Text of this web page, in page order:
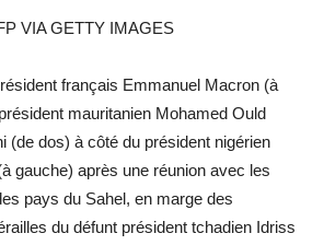
VIA GETTY IMAGES
français Emmanuel Macron (à
mauritanien Mohamed Ould
(de dos) à côté du président nigérien
gauche) après une réunion avec les
pays du Sahel, en marge des
du défunt président tchadien Idriss